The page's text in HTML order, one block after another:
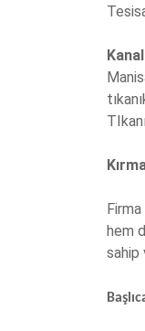
hem
sahip